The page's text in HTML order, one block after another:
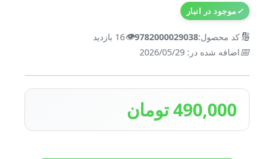
✓موجود در انبار
🔢کد محصول:9782000029038
👁️16 بازدید
📅اضافه شده در: 2026/05/29
490,000 تومان